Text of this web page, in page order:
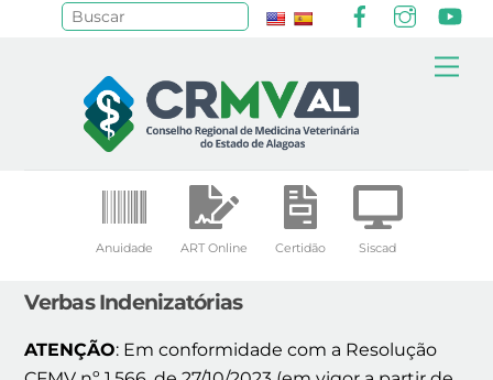
Anuidade ART Online Certidão Siscad
Verbas Indenizatórias
ATENÇÃO: Em conformidade com a Resolução